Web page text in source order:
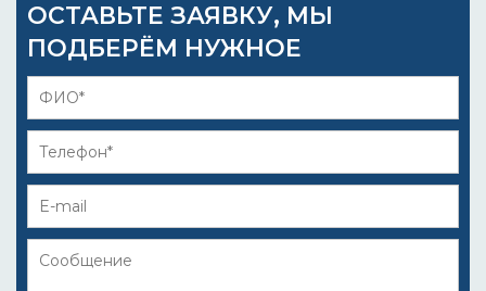
ОСТАВЬТЕ ЗАЯВКУ, МЫ
ПОДБЕРЁМ НУЖНОЕ